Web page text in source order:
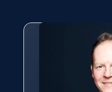
eBay - Gather data on
specified keywords
URL, Product id, Title,
Seller reviews,